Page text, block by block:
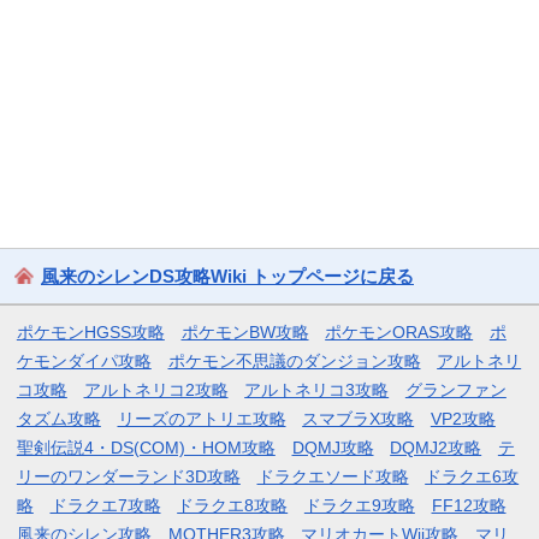
風来のシレンDS攻略Wiki トップページに戻る
ポケモンHGSS攻略 ポケモンBW攻略 ポケモンORAS攻略
ポ
ケモンダイパ攻略
ポケモン不思議のダンジョン攻略
アルトネリ
コ攻略
アルトネリコ2攻略 アルトネリコ3攻略
グランファン
タズム攻略
リーズのアトリエ攻略 スマブラX攻略
VP2攻略
聖剣伝説4・DS(COM)・HOM攻略
DQMJ攻略 DQMJ2攻略
テ
リーのワンダーランド3D攻略
ドラクエソード攻略
ドラクエ6攻
略
ドラクエ7攻略 ドラクエ8攻略 ドラクエ9攻略
FF12攻略
風来のシレン攻略
MOTHER3攻略 マリオカートWii攻略 マリ